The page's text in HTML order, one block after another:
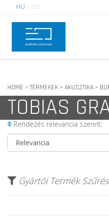
HU EN
HOME > TERMEKEK > AKUSZTIKA >
TOBIAS
Rendezés relevancia szerint:
Gyártói Termék